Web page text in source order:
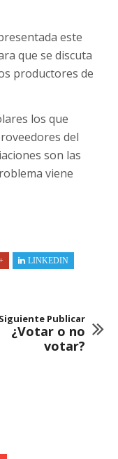
este
que se discuta
productores de
los que
del
son las
viene
LINKEDIN
Siguiente Publicar
¿Votar o no
votar?